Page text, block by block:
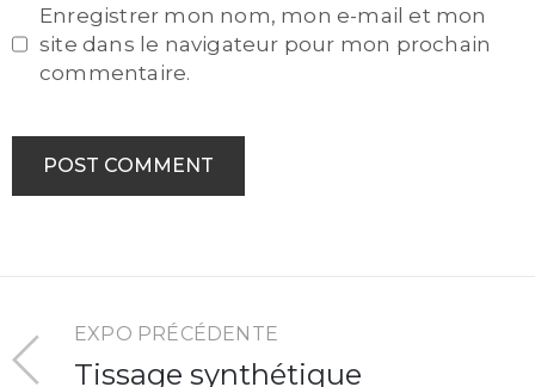
Enregistrer mon nom, mon e-mail et mon
site dans le navigateur pour mon prochain
commentaire.
EXPO PRÉCÉDENTE
Tissage synthétique